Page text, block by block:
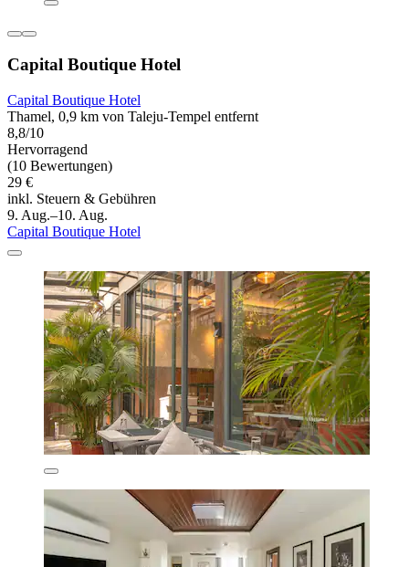
Capital Boutique Hotel
Capital Boutique Hotel
Thamel, 0,9 km von Taleju-Tempel entfernt
8,8/10
Hervorragend
(10 Bewertungen)
29 €
inkl. Steuern & Gebühren
9. Aug.–10. Aug.
Capital Boutique Hotel